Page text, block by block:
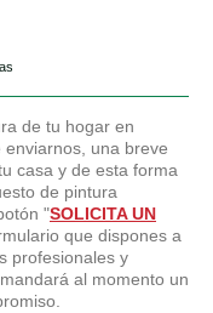
de tu hogar en
una breve
casa y de esta forma
de pintura
"SOLICITA UN
que dispones a
profesionales y
al momento un